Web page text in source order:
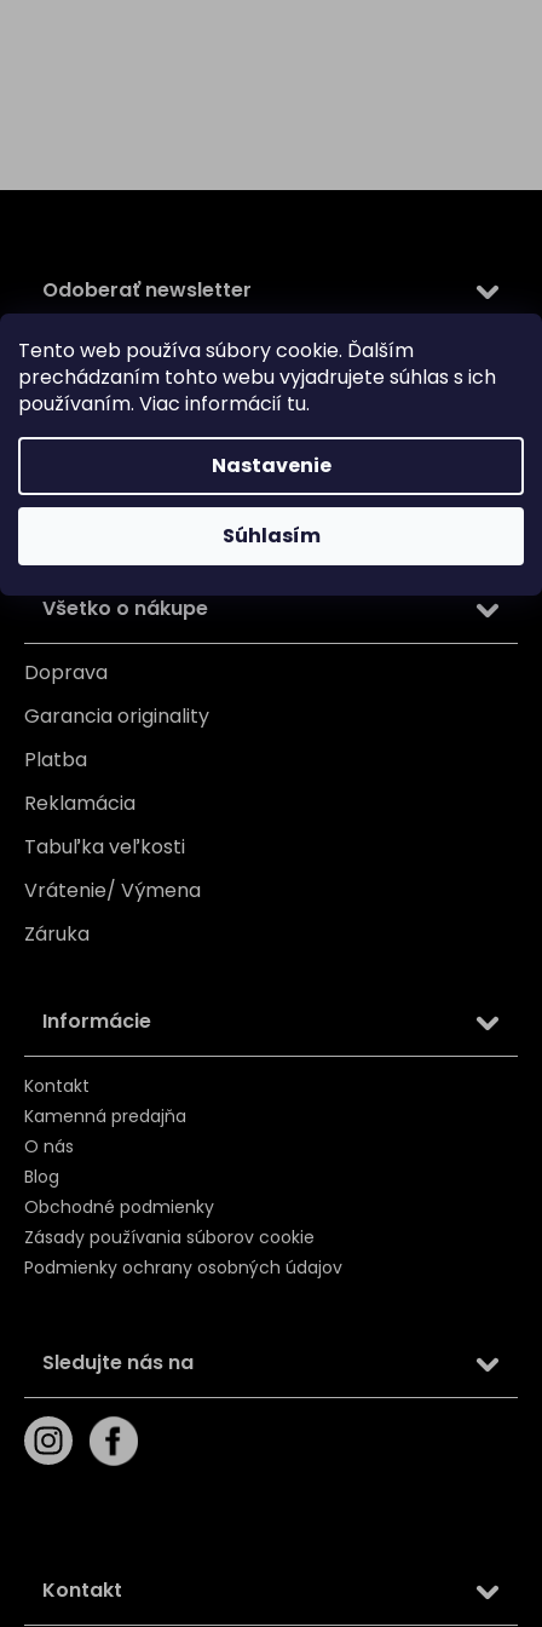
Tento web používa súbory cookie. Ďalším
prechádzaním tohto webu vyjadrujete súhlas s ich
používaním. Viac informácií tu.
Nastavenie
Súhlasím
t
Odoberať newsletter
Vložte svoj e-mail a my Vám budeme zasielať informácie
o nových produktoch na našom e-shope.
Email
Vložením e-mailu súhlasíte spodmienkami ochrany
Všetko o nákupe
Doprava
Garancia originality
Platba
Reklamácia
Tabuľka veľkosti
Vrátenie/ Výmena
Záruka
Informácie
Kontakt
Kamenná predajňa
O nás
Blog
Obchodné podmienky
Zásady používania súborov cookie
Podmienky ochrany osobných údajov
Sledujte nás na
Kontakt